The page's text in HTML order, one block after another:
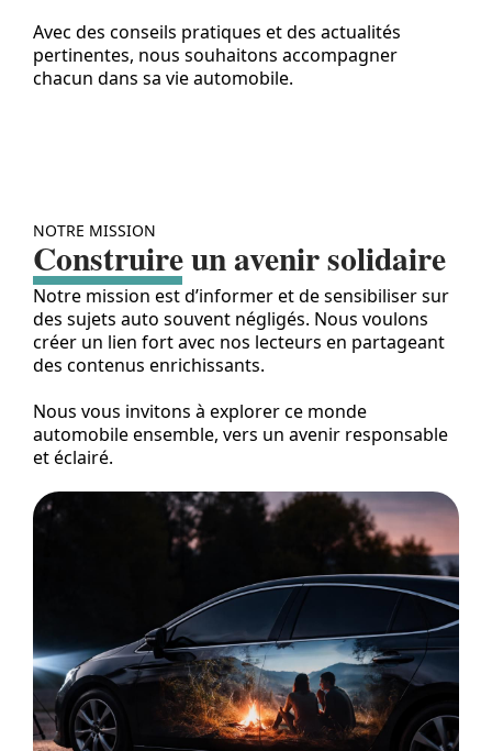
Avec des conseils pratiques et des actualités
pertinentes, nous souhaitons accompagner
chacun dans sa vie automobile.
NOTRE MISSION
Construire un avenir solidaire
Notre mission est d’informer et de sensibiliser sur
des sujets auto souvent négligés. Nous voulons
créer un lien fort avec nos lecteurs en partageant
des contenus enrichissants.
Nous vous invitons à explorer ce monde
automobile ensemble, vers un avenir responsable
et éclairé.